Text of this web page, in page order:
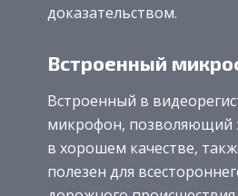
доказательством.
Встроенный
Встроенный в
микрофон, позволяющий
в хорошем качестве,
полезен для